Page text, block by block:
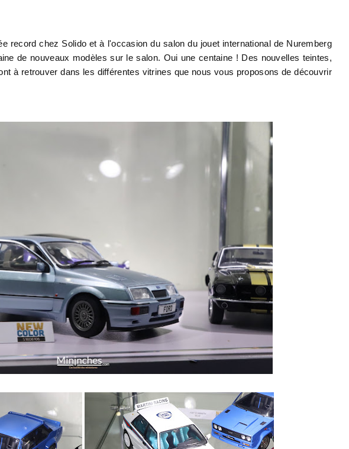
record chez Solido et à l'occasion du salon du jouet international de Nuremberg
de nouveaux modèles sur le salon. Oui une centaine ! Des nouvelles teintes,
à retrouver dans les différentes vitrines que nous vous proposons de découvrir